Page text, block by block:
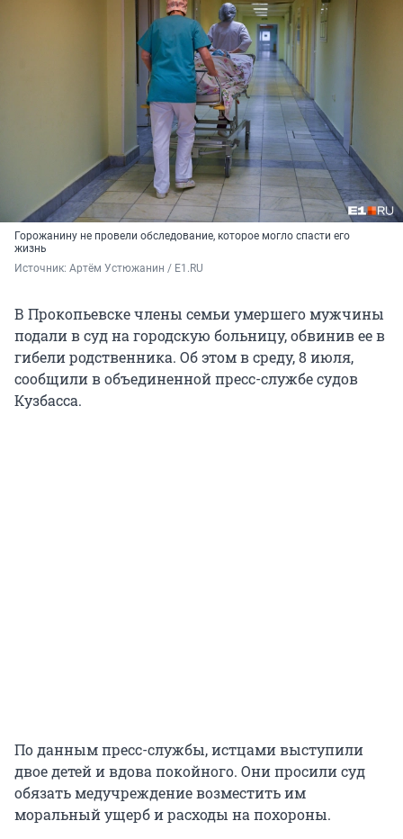
Горожанину не провели обследование, которое могло спасти его
жизнь
Источник: Артём Устюжанин / E1.RU
В Прокопьевске члены семьи умершего мужчины
подали в суд на городскую больницу, обвинив ее в
гибели родственника. Об этом в среду, 8 июля,
сообщили в объединенной пресс-службе судов
Кузбасса.
По данным пресс-службы, истцами выступили
двое детей и вдова покойного. Они просили суд
обязать медучреждение возместить им
моральный ущерб и расходы на похороны.